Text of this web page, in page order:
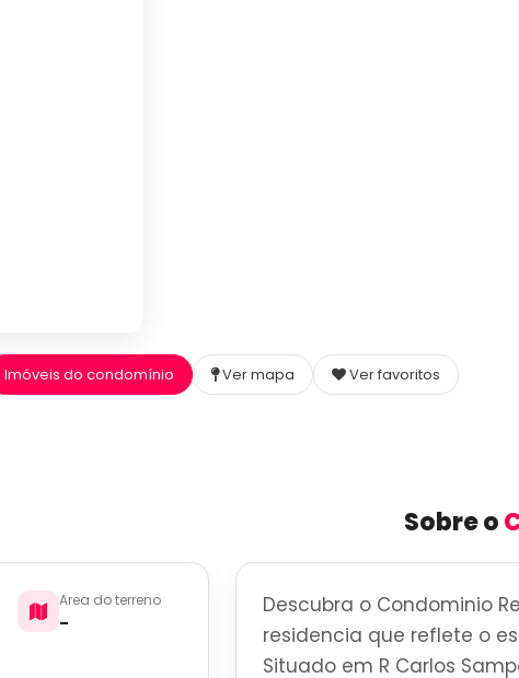
Imóveis do condomínio Ver mapa Ver favoritos
Area do terreno
-
Sobre o
Descubra o Condominio
residencia que reflete o
Situado em R Carlos